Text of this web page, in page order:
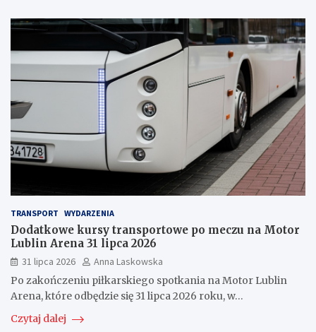
TRANSPORT WYDARZENIA
Dodatkowe kursy transportowe po meczu na Motor
Lublin Arena 31 lipca 2026
31 lipca 2026
Anna Laskowska
Po zakończeniu piłkarskiego spotkania na Motor Lublin
Arena, które odbędzie się 31 lipca 2026 roku, w…
Czytaj dalej